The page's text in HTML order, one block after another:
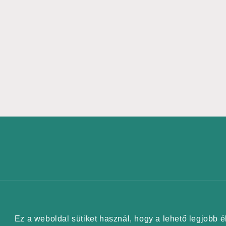
Ez a weboldal sütiket használ, hogy a lehető legjobb
Ez a weboldal sütiket használ, hogy a lehető legjobb
© 2026, Cris Creation Szolgáltató: Shopify Adatvédelmi
Elállás a szerződéstől